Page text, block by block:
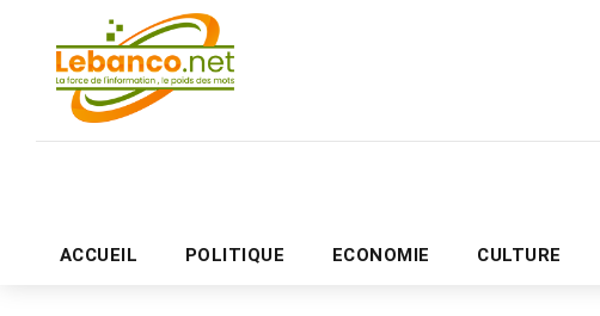
ACCUEIL POLITIQUE ECONOMIE CULTURE